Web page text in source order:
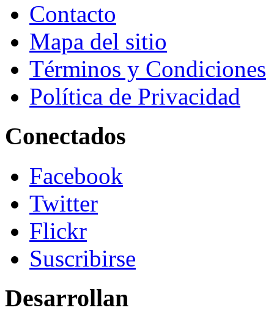
Contacto
Mapa del sitio
Términos y Condiciones
Política de Privacidad
Conectados
Facebook
Twitter
Flickr
Suscribirse
Desarrollan